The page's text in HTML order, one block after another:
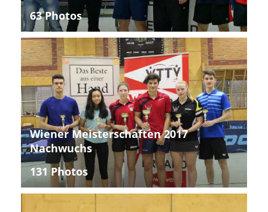
63 Photos
Wiener Meisterschaften 2017
Nachwuchs
131 Photos